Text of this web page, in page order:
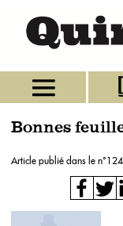
Bonnes
Article publié dans le n°